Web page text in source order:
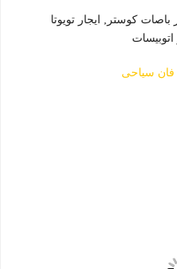
ايجار باصات كوستر, ايجار تويوتا
فان سياحى